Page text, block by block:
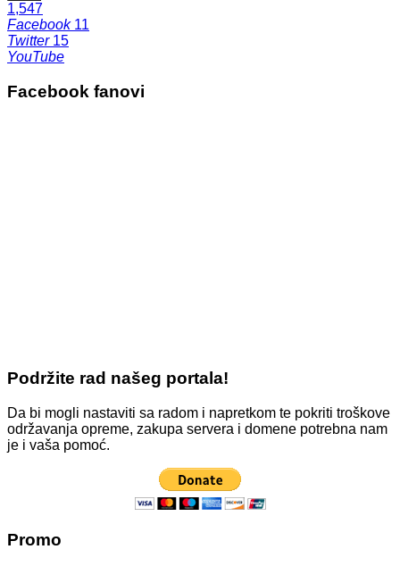
1,547
Facebook 11
Twitter 15
YouTube
Facebook fanovi
Podržite rad našeg portala!
Da bi mogli nastaviti sa radom i napretkom te pokriti troškove
održavanja opreme, zakupa servera i domene potrebna nam
je i vaša pomoć.
Promo